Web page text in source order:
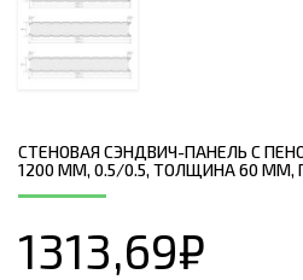
СТЕНОВАЯ СЭНДВИЧ-ПАНЕЛЬ С
1200 ММ, 0.5/0.5, ТОЛЩИНА 60 ММ,
1313,69₽